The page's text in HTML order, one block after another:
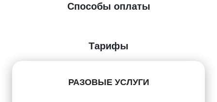
Способы оплаты
Тарифы
РАЗОВЫЕ УСЛУГИ